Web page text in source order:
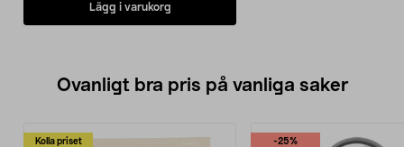
Lägg i varukorg
Ovanligt bra pris på vanliga saker
Kolla priset -25%